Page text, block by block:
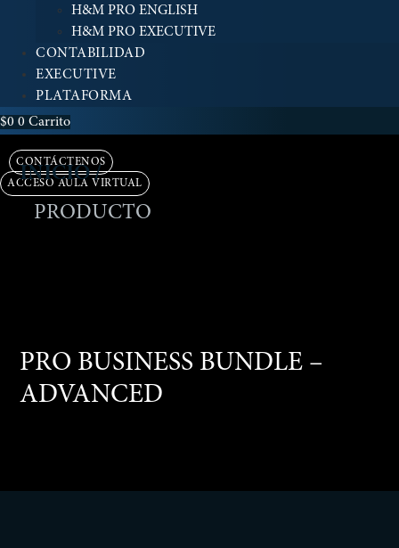
H&M PRO ENGLISH
H&M PRO EXECUTIVE
CONTABILIDAD
EXECUTIVE
PLATAFORMA
$0 0 Carrito
CONTÁCTENOS
ACCESO AULA VIRTUAL
INICIO /
PRODUCTO
PRO BUSINESS BUNDLE –
ADVANCED